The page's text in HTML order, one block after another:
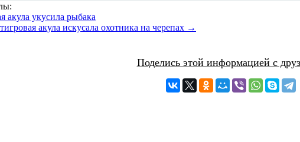
акула укусила рыбака
акула искусала охотника на черепах →
Поделись этой информацией с